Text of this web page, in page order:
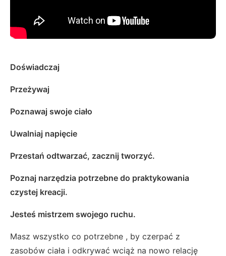
Doświadczaj
Przeżywaj
Poznawaj swoje ciało
Uwalniaj napięcie
Przestań odtwarzać, zacznij tworzyć.
Poznaj narzędzia potrzebne do praktykowania
czystej kreacji.
Jesteś mistrzem swojego ruchu.
Masz wszystko co potrzebne , by czerpać z
zasobów ciała i odkrywać wciąż na nowo relację